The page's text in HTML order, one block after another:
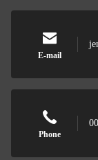
E-mail
Phone